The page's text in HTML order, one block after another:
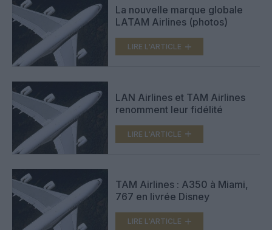
La nouvelle marque globale
LATAM Airlines (photos)
LIRE L'ARTICLE
LAN Airlines et TAM Airlines
renomment leur fidélité
LIRE L'ARTICLE
TAM Airlines : A350 à Miami,
767 en livrée Disney
LIRE L'ARTICLE